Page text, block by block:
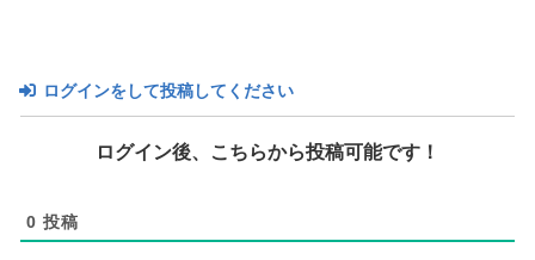
ログインをして投稿してください
ログイン後、こちらから投稿可能です！
0 投稿